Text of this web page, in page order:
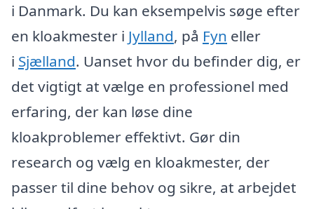
i Danmark. Du kan eksempelvis søge efter
en kloakmester i Jylland, på Fyn eller
i Sjælland. Uanset hvor du befinder dig, er
det vigtigt at vælge en professionel med
erfaring, der kan løse dine
kloakproblemer effektivt. Gør din
research og vælg en kloakmester, der
passer til dine behov og sikre, at arbejdet